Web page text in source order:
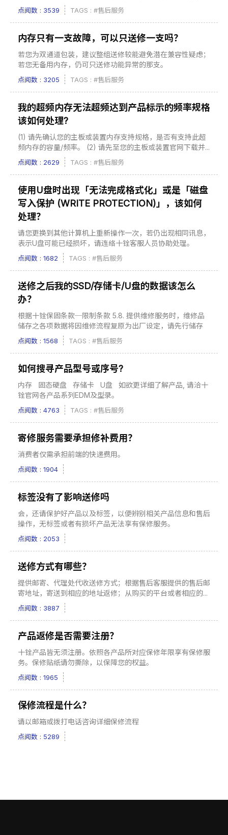
点阅数 : 3539 TAGS : #售后服务
内存只有一支故障，可以只送修一支吗？
若您为双通道包装，建议整组送修较能避免潜在兼容性疑虑；
若您无备用内存，仍可只送修功能异常的那支。
点阅数 : 3205 TAGS : #售后服务
我的超频内存无法超频达到产品标示的频率规格
该如何处理?
(1) 请先确认您的主板或装置内存支持规格，是否有支持此超
频内存的容量/频率。 (2) 请先至您的主板或装置官网下载并...
点阅数 : 2629 TAGS : #售后服务
使用U盘时出现「无法完成格式化」或是「磁盘
写入保护 (WRITE PROTECTION)」，该如何
处理？
请您更换到其他计算机上重新操作一次，若仍出现相同讯息，
表示U盘可能已经损坏，请连络十铨客服人员协助处理。
点阅数 : 1682 TAGS : #售后服务
送修之后我的SSD/存储卡/U盘的数据该怎么
办？
根据十铨保固条款─限制条款 5.8. 提供维修服务时，维修品
储存之各项数据将因维修流程复原为出厂设定，请先行储存
备...
点阅数 : 1568 TAGS : #售后服务
如何搜寻产品型号或序号?
内存 固态硬盘 存储卡 U盘 如欲更详细了解产品, 请洽十
铨官网各产品系列EDM及型录。
点阅数 : 4763 TAGS : #售后服务
寄修服务需要承担修补费用？
消费者仅需承担前端的快递费用。
点阅数 : 1904
标签没有了影响送修吗
会，还请保护好产品以及标签，以便辨别相关产品信息和售后
操作，无标签或者有损坏产品无法享有保修服务。
点阅数 : 2053
送修方式有哪些？
提供邮寄、代理处代收送修方式；根据售后客服提供的售后邮
寄地址，寄送到相应的地址返修；从购买的平台或者相应的...
点阅数 : 3887
产品返修是否需要注册？
十铨产品皆无须注册。依照各产品所对应保修年限享有保修服
务。保修贴纸请勿撕除，以保障您的权益。
点阅数 : 1965
保修流程是什么？
请以邮箱或拨打电话咨询详细保修流程
点阅数 : 5289